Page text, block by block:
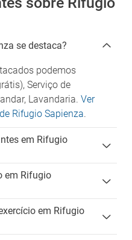
se destaca?
podemos
Serviço de
Lavandaria. Ver
Rifugio Sapienza.
em Rifugio
em Rifugio
em Rifugio